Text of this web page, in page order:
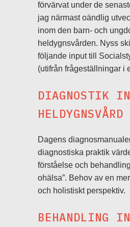
förvärvat under de
jag närmast oändlig
inom den barn- och
heldygnsvården. Nyss
följande input till
(utifrån frågeställningar i
DIAGNOSTIK
HELDYGNSVÅRD
Dagens
diagnostiska praktik
förståelse och
ohälsa”. Behov av en
och holistiskt perspektiv.
BEHANDLING